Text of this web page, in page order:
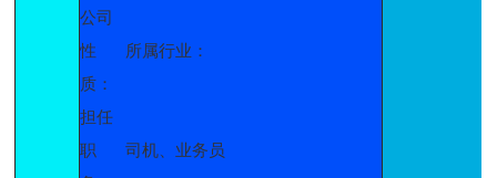
公司
性
质：
所属行业：
担任
职
司机、业务员